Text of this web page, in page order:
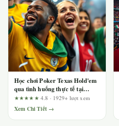
Học chơi Poker Texas Hold'em
qua tình huống thực tế tại
dn88.green
★★★★★ 4.8 · 1929+ lượt xem
Xem Chi Tiết →